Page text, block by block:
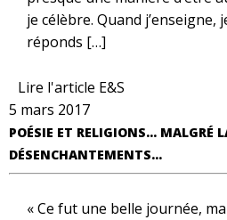
je célèbre. Quand j’enseigne,
réponds […]
Lire l'article E&S
5 mars 2017
POÉSIE ET RELIGIONS... MALGRÉ
DÉSENCHANTEMENTS...
« Ce fut une belle journée,